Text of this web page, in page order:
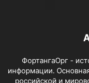
ФортангаОрг -
информации.
российской и